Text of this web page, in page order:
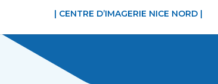
| CENTRE D’IMAGERIE NICE NORD |